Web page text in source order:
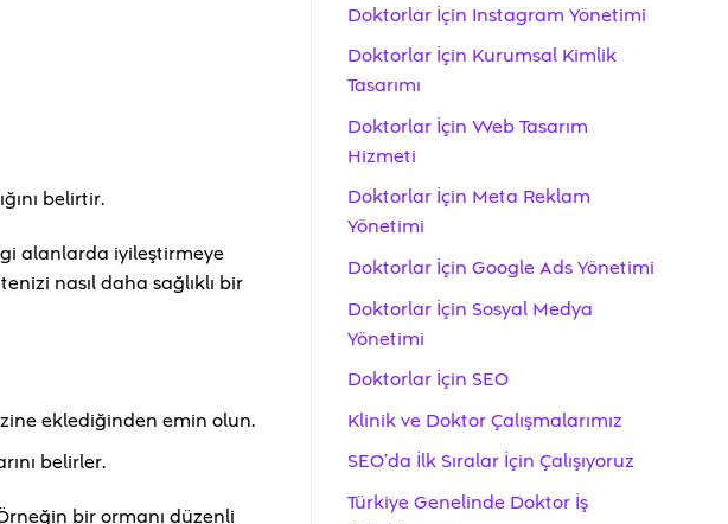
belirtir.
alanlarda iyileştirmeye
nasıl daha sağlıklı bir
eklediğinden emin olun.
belirler.
bir ormanı düzenli
Doktorlar İçin Instagram Yönetimi
Doktorlar İçin Kurumsal Kimlik
Tasarımı
Doktorlar İçin Web Tasarım
Hizmeti
Doktorlar İçin Meta Reklam
Yönetimi
Doktorlar İçin Google Ads Yönetimi
Doktorlar İçin Sosyal Medya
Yönetimi
Doktorlar İçin SEO
Klinik ve Doktor Çalışmalarımız
SEO’da İlk Sıralar İçin Çalışıyoruz
Türkiye Genelinde Doktor İş